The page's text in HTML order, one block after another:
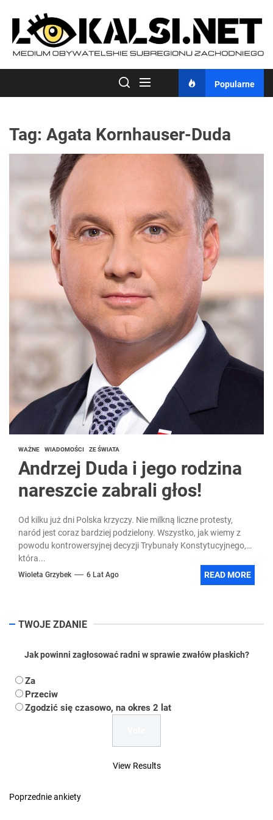
content
Popularne
Tag: Agata Kornhauser-Duda
WAŻNE WIADOMOŚCI ZE ŚWIATA
Andrzej Duda i jego rodzina
nareszcie zabrali głos!
Od kilku już dni Polska krzyczy. Nie milkną liczne protesty,
naród jest coraz bardziej podzielony. Wszystko, jak wiemy z
powodu kontrowersyjnej decyzji Trybunały Konstytucyjnego,
która...
Wioleta Grzybek 6 Lat Ago READ MORE
TWOJE ZDANIE
Jak powinni zagłosować radni w sprawie zwałów płaskich?
Za
Przeciw
Zgodzić się czasowo, na okres 2 lat
View Results
Poprzednie ankiety